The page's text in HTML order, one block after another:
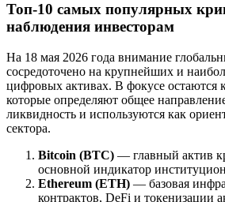
Топ-10 самых популярных
наблюдения инвесторам
На 18 мая 2026 года внимание
сосредоточено на крупнейших и
цифровых активах. В фокусе остаются
которые определяют общее
ликвидность и используются как
сектора.
Bitcoin (BTC) — главный актив
основной индикатор
Ethereum (ETH) — базовая
контрактов, DeFi и токенизации